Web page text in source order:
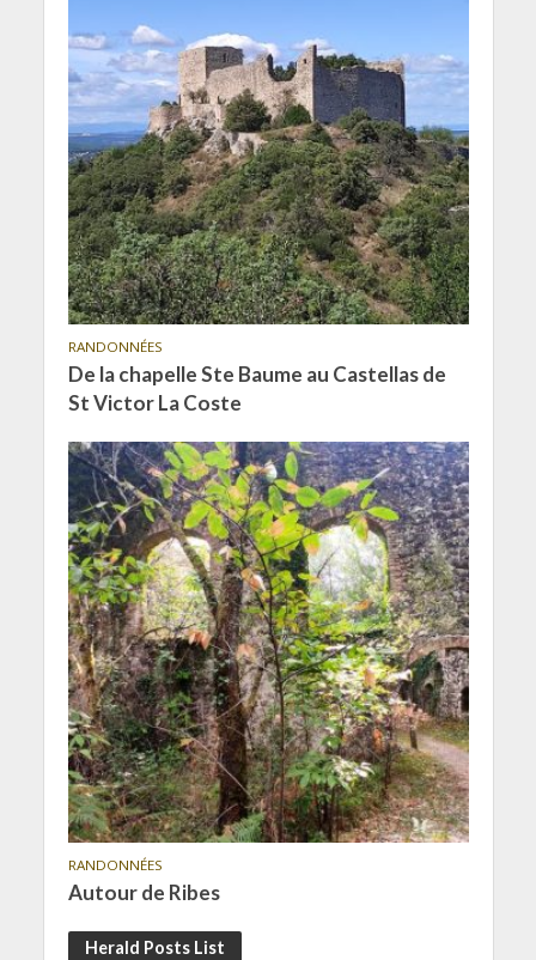
RANDONNÉES
De la chapelle Ste Baume au Castellas de
St Victor La Coste
RANDONNÉES
Autour de Ribes
Herald Posts List